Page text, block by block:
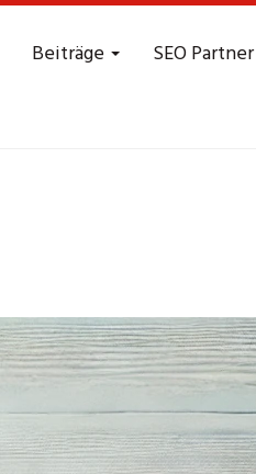
Beiträge SEO Partner